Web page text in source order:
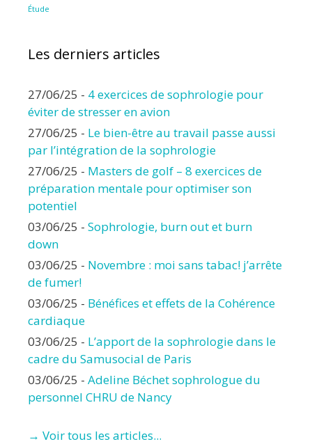
Étude
Les derniers articles
27/06/25 - 4 exercices de sophrologie pour
éviter de stresser en avion
27/06/25 - Le bien-être au travail passe aussi
par l’intégration de la sophrologie
27/06/25 - Masters de golf – 8 exercices de
préparation mentale pour optimiser son
potentiel
03/06/25 - Sophrologie, burn out et burn
down
03/06/25 - Novembre : moi sans tabac! j’arrête
de fumer!
03/06/25 - Bénéfices et effets de la Cohérence
cardiaque
03/06/25 - L’apport de la sophrologie dans le
cadre du Samusocial de Paris
03/06/25 - Adeline Béchet sophrologue du
personnel CHRU de Nancy
→ Voir tous les articles...